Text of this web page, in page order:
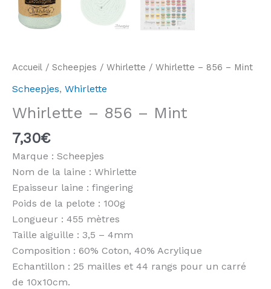
Accueil / Scheepjes / Whirlette / Whirlette – 856 – Mint
Scheepjes, Whirlette
Whirlette – 856 – Mint
7,30€
Marque : Scheepjes
Nom de la laine : Whirlette
Epaisseur laine : fingering
Poids de la pelote : 100g
Longueur : 455 mètres
Taille aiguille : 3,5 – 4mm
Composition : 60% Coton, 40% Acrylique
Echantillon : 25 mailles et 44 rangs pour un carré
de 10x10cm.